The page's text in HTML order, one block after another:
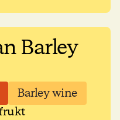
Barley
Barley wine